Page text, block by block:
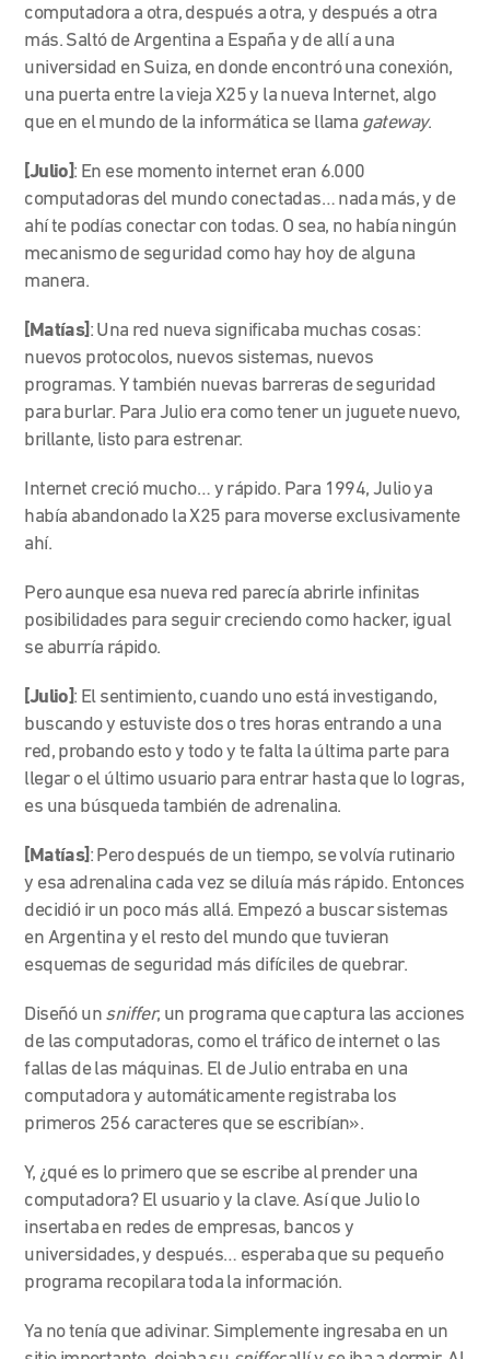
computadora a otra, después a otra, y después a otra
más. Saltó de Argentina a España y de allí a una
universidad en Suiza, en donde encontró una conexión,
una puerta entre la vieja X25 y la nueva Internet, algo
que en el mundo de la informática se llama gateway.
[Julio]: En ese momento internet eran 6.000
computadoras del mundo conectadas… nada más, y de
ahí te podías conectar con todas. O sea, no había ningún
mecanismo de seguridad como hay hoy de alguna
manera.
[Matías] : Una red nueva significaba muchas cosas:
nuevos protocolos, nuevos sistemas, nuevos
programas. Y también nuevas barreras de seguridad
para burlar. Para Julio era como tener un juguete nuevo,
brillante, listo para estrenar.
Internet creció mucho… y rápido. Para 1994, Julio ya
había abandonado la X25 para moverse exclusivamente
ahí.
Pero aunque esa nueva red parecía abrirle infinitas
posibilidades para seguir creciendo como hacker, igual
se aburría rápido.
[Julio]: El sentimiento, cuando uno está investigando,
buscando y estuviste dos o tres horas entrando a una
red, probando esto y todo y te falta la última parte para
llegar o el último usuario para entrar hasta que lo logras,
es una búsqueda también de adrenalina.
[Matías] : Pero después de un tiempo, se volvía rutinario
y esa adrenalina cada vez se diluía más rápido. Entonces
decidió ir un poco más allá. Empezó a buscar sistemas
en Argentina y el resto del mundo que tuvieran
esquemas de seguridad más difíciles de quebrar.
Diseñó un sniffer, un programa que captura las acciones
de las computadoras, como el tráfico de internet o las
fallas de las máquinas. El de Julio entraba en una
computadora y automáticamente registraba los
primeros 256 caracteres que se escribían».
Y, ¿qué es lo primero que se escribe al prender una
computadora? El usuario y la clave. Así que Julio lo
insertaba en redes de empresas, bancos y
universidades, y después… esperaba que su pequeño
programa recopilara toda la información.
Ya no tenía que adivinar. Simplemente ingresaba en un